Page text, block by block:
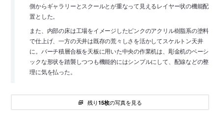
側からギャラリーとスクールとが重なって見えるレイヤー状の機能配
置とした。
また、内部の床は工場をイメージしたピンクのアクリル樹脂系の塗料
で仕上げ、一方の天井は既存の荒々しさを活かしてスケルトン天井
に。バーチ積層合板を天板に用いた中央の作業机は、彫金机のベーシ
ックな形状を踏襲しつつも機能的にはシンプルにして、配線などの整
理に気を払った。
残り15枚の写真を見る